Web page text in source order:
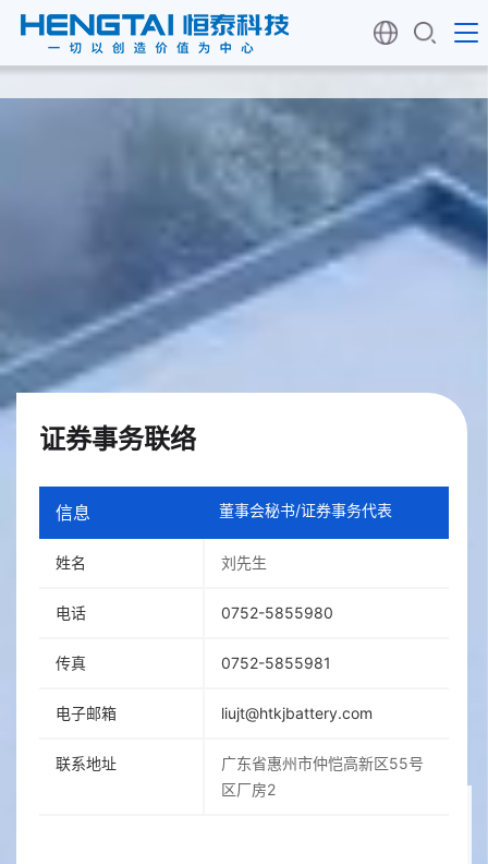
证券事务联络
信息 董事会秘书/证券事务代表
姓名 刘先生
电话 0752-5855980
传真 0752-5855981
电子邮箱 liujt@htkjbattery.com
联系地址
广东省惠州市仲恺高新区55号
区厂房2